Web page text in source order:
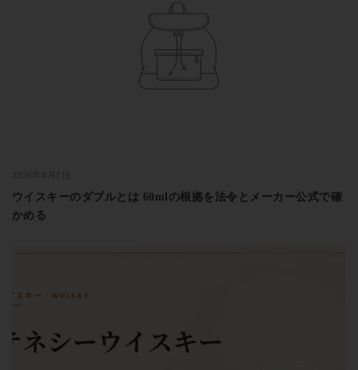
ウイスキーのダブルとは 60mlの根拠を法令とメーカー公式で確
かめる